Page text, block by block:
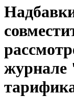
журнале